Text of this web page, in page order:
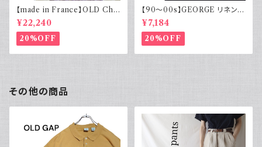
【made in France】OLD Cha
rvet ストライプ 切り替え 紫
¥22,240
20%OFF
【90～00s】GEORGE リネンレ
ーヨンシャツ 黒 ボックスシルエ
ット XL
¥7,184
20%OFF
その他の商品